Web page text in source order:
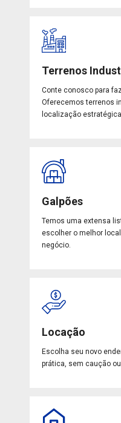
Terrenos
Conte conosco para
Oferecemos terrenos
localização
Galpões
Temos uma extensa
escolher o melhor
negócio.
Locação
Escolha seu novo
prática, sem caução ou